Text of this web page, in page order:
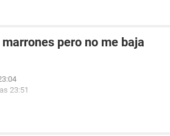
pero no me baja
23:51